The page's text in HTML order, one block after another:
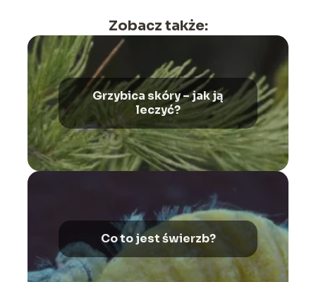
Zobacz także:
Grzybica skóry – jak ją
leczyć?
Co to jest świerzb?